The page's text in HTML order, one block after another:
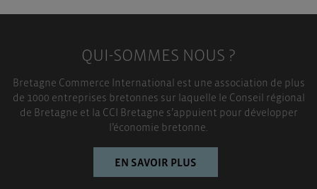
QUI-SOMMES NOUS ?
Bretagne Commerce International est une association de plus
de 1000 entreprises bretonnes sur laquelle le Conseil régional
de Bretagne et la CCI Bretagne s’appuient pour développer
l’économie bretonne.
EN SAVOIR PLUS